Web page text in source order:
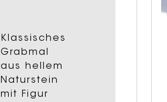
Klassisches
Grabmal
aus hellem
Naturstein
mit Figur